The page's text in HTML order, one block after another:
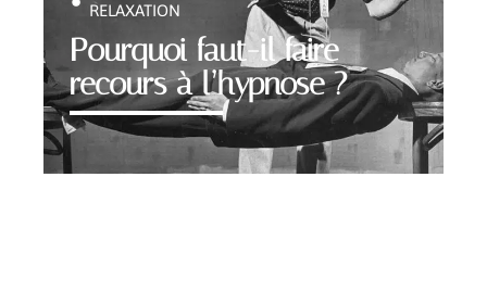
Pourquoi faut-il faire
recours à l’hypnose ?
RELAXATION